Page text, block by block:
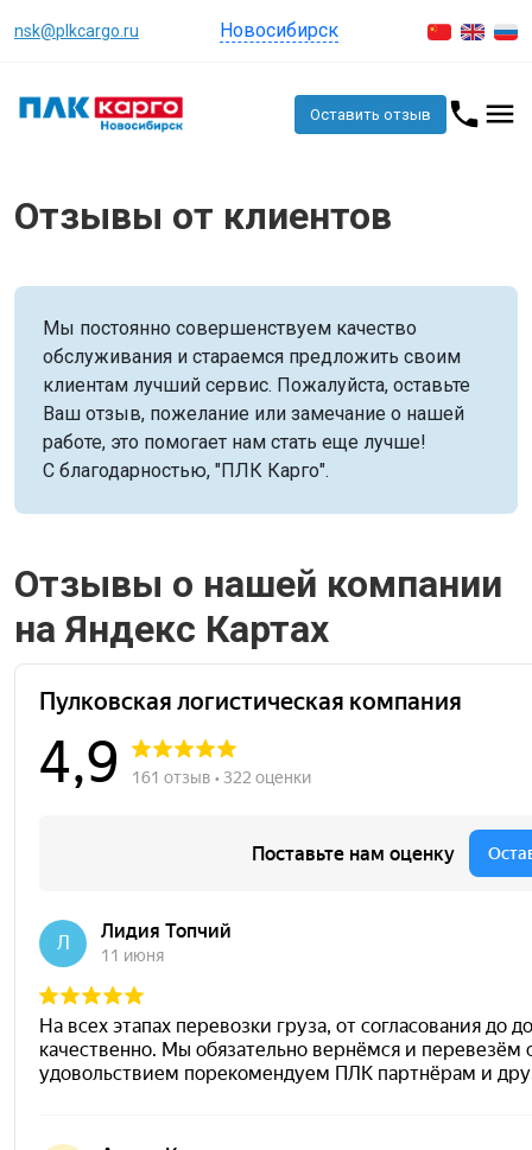
nsk@plkcargo.ru Новосибирск
Оставить отзыв
Отзывы от клиентов
Мы постоянно совершенствуем качество
обслуживания и стараемся предложить своим
клиентам лучший сервис. Пожалуйста, оставьте
Ваш отзыв, пожелание или замечание о нашей
работе, это помогает нам стать еще лучше!
С благодарностью, "ПЛК Карго".
Отзывы о нашей компании
на Яндекс Картах